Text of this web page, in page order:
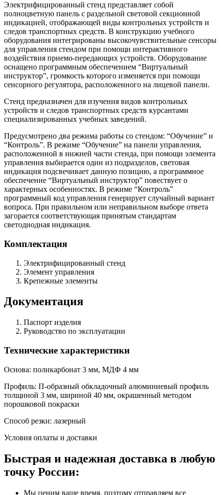
Электрифицированный стенд представляет собой
полноцветную панель с раздельной световой секционной
индикацией, отображающей виды контрольных устройств и
следов транспортных средств. В конструкцию учебного
оборудования интегрированы высокочувствительные сенсоры
для управления стендом при помощи интерактивного
воздействия приемо-передающих устройств. Оборудование
оснащено программным обеспечением “Виртуальный
инструктор”, громкость которого изменяется при помощи
сенсорного регулятора, расположенного на лицевой панели.
Стенд предназначен для изучения видов контрольных
устройств и следов транспортных средств курсантами
специализированных учебных заведений.
Предусмотрено два режима работы со стендом: “Обучение” и
“Контроль”. В режиме “Обучение” на панели управления,
расположенной в нижней части стенда, при помощи элемента
управления выбирается один из подразделов, световая
индикация подсвечивает данную позицию, а программное
обеспечение “Виртуальный инструктор” повествует о
характерных особенностях. В режиме “Контроль”
программный код управления генерирует случайный вариант
вопроса. При правильном или неправильном выборе ответа
загорается соответствующая принятым стандартам
светодиодная индикация.
Комплектация
Электрифицированный стенд
Элемент управления
Крепежные элементы
Документация
Паспорт изделия
Руководство по эксплуатации
Технические характеристики
Основа: поликарбонат 3 мм, МДФ 4 мм
Профиль: П-образный обкладочный алюминиевый профиль
толщиной 3 мм, шириной 40 мм, окрашенный методом
порошковой покраски
Способ резки: лазерный
Условия оплаты и доставки
Быстрая и надежная доставка в любую
точку России:
Мы ценим ваше время, поэтому отправляем все